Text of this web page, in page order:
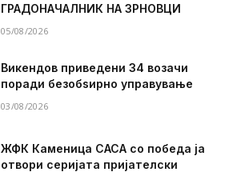
ГРАДОНАЧАЛНИК НА ЗРНОВЦИ
05/08/2026
Викендов приведени 34 возачи
поради безобѕирно управување
03/08/2026
ЖФК Каменица САСА со победа ја
отвори серијата пријателски